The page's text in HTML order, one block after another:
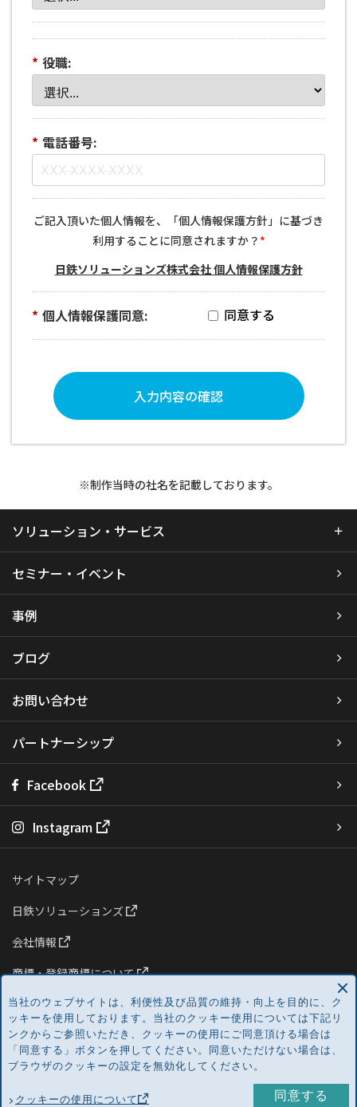
* 役職:
* 電話番号:
ご記入頂いた個人情報を、「個人情報保護方針」に基づき
利用することに同意されますか？ *
日鉄ソリューションズ株式会社 個人情報保護方針
* 個人情報保護同意:
入力内容の確認
※制作当時の社名を記載しております。
ソリューション・サービス
セミナー・イベント
事例
ブログ
お問い合わせ
パートナーシップ
Facebook
Instagram
サイトマップ
日鉄ソリューションズ
会社情報
商標・登録商標について
プライバシーポリシー
クッキーの使用について
Copyright ©2026 NS Solutions Corporation. All Rights Reserved.
当社のウェブサイトは、利便性及び品質の維持・向上を目的に、ク
ッキーを使用しております。当社のクッキー使用については下記リ
ンクからご参照いただき、クッキーの使用にご同意頂ける場合は
「同意する」ボタンを押してください。同意いただけない場合は、
ブラウザのクッキーの設定を無効化してください。
クッキーの使用について 同意する